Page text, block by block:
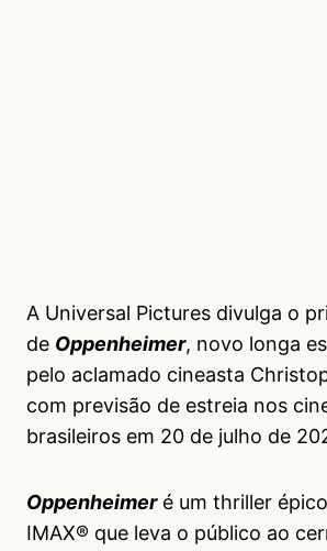
A Universal Pictures divulga o
de Oppenheimer, novo longa
pelo aclamado cineasta
com previsão de estreia nos
brasileiros em 20 de julho de
Oppenheimeré um thriller
IMAX® que leva o público ao